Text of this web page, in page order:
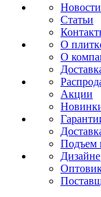
Новости
Статьи
О
О
Акции
Подъем